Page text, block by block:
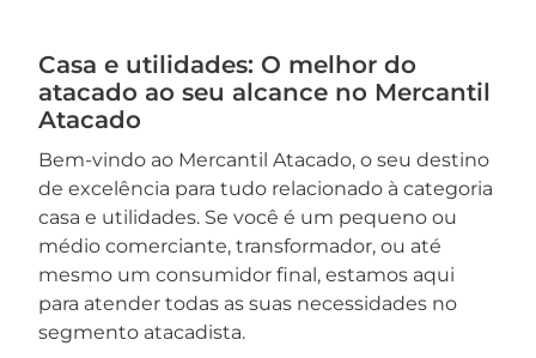
Casa e utilidades: O melhor do
atacado ao seu alcance no Mercantil
Atacado
Bem-vindo ao Mercantil Atacado, o seu destino
de excelência para tudo relacionado à categoria
casa e utilidades. Se você é um pequeno ou
médio comerciante, transformador, ou até
mesmo um consumidor final, estamos aqui
para atender todas as suas necessidades no
segmento atacadista.